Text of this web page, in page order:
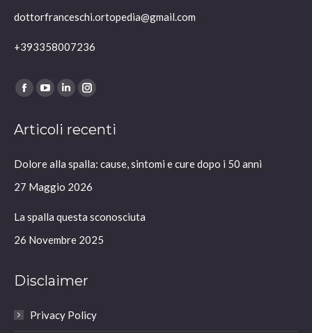
dottorfranceschi.ortopedia@gmail.com
+393358007236
Ci puoi trovare su:
Facebook
opens
new
window
YouTube
opens
new
window
Linkedin
opens
new
window
Instagram
opens
new
window
Articoli recenti
Dolore alla spalla: cause, sintomi e cure dopo i 50 anni
27 Maggio 2026
La spalla questa sconosciuta
26 Novembre 2025
Disclaimer
Privacy Policy